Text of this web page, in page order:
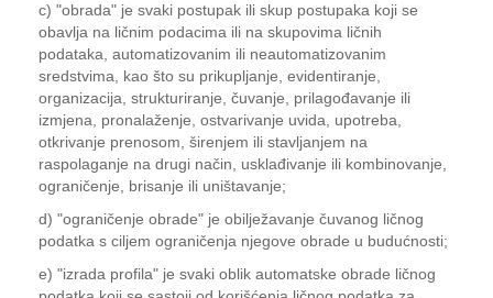
c) "obrada" je svaki postupak ili skup postupaka koji se
obavlja na ličnim podacima ili na skupovima ličnih
podataka, automatizovanim ili neautomatizovanim
sredstvima, kao što su prikupljanje, evidentiranje,
organizacija, strukturiranje, čuvanje, prilagođavanje ili
izmjena, pronalaženje, ostvarivanje uvida, upotreba,
otkrivanje prenosom, širenjem ili stavljanjem na
raspolaganje na drugi način, usklađivanje ili kombinovanje,
ograničenje, brisanje ili uništavanje;
d) "ograničenje obrade" je obilježavanje čuvanog ličnog
podatka s ciljem ograničenja njegove obrade u budućnosti;
e) "izrada profila" je svaki oblik automatske obrade ličnog